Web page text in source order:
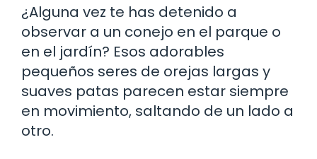
¿Alguna vez te has detenido a
observar a un conejo en el parque o
en el jardín? Esos adorables
pequeños seres de orejas largas y
suaves patas parecen estar siempre
en movimiento, saltando de un lado a
otro.